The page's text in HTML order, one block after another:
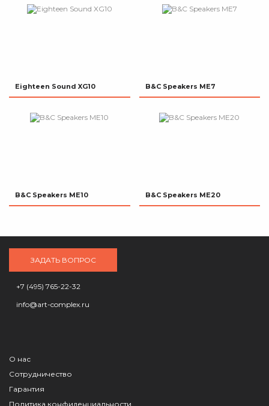
Eighteen Sound XG10 B&C Speakers ME7
B&C Speakers ME10 B&C Speakers ME20
ЗАДАТЬ ВОПРОС
+7 (495) 765-22-32
info@art-complex.ru
О нас
Сотрудничество
Гарантия
Политика конфиденциальности